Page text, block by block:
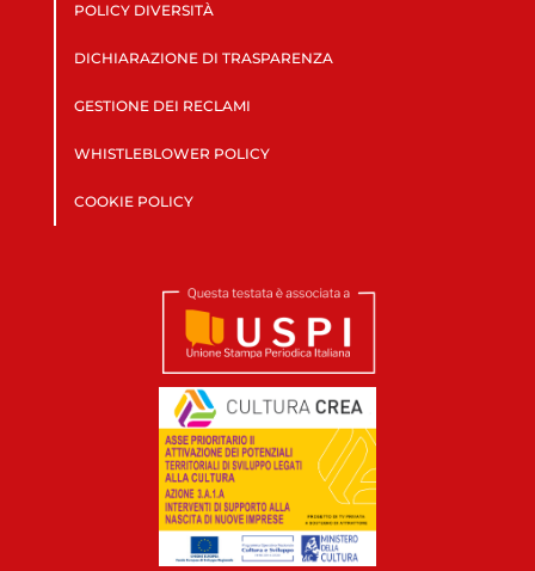
POLICY DIVERSITÀ
DICHIARAZIONE DI TRASPARENZA
GESTIONE DEI RECLAMI
WHISTLEBLOWER POLICY
COOKIE POLICY